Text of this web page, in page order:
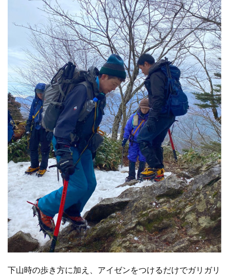
下山時の歩き方に加え、アイゼンをつけるだけでガリガリ